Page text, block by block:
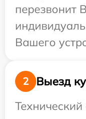
перезвонит
Вашего
2
Выезд